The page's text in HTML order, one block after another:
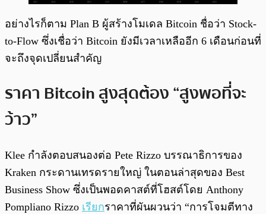
อย่างไรก็ตาม Plan B ผู้สร้างโมเดล Bitcoin ชื่อว่า Stock-
to-Flow ซึ่งเชื่อว่า Bitcoin ยังมีเวลาเหลืออีก 6 เดือนก่อนที่
จะถึงจุดเปลี่ยนสำคัญ
ราคา Bitcoin สูงสุดต้อง “สูงพอที่จะ
ว้าว”
Klee กำลังตอบสนองต่อ Pete Rizzo บรรณาธิการของ
Kraken กระดานเทรดรายใหญ่ ในตอนล่าสุดของ Best
Business Show ซึ่งเป็นพอดคาสต์ที่โฮสต์โดย Anthony
Pompliano Rizzo เรียกราคาที่ผันผวนว่า “การโจมตีทาง